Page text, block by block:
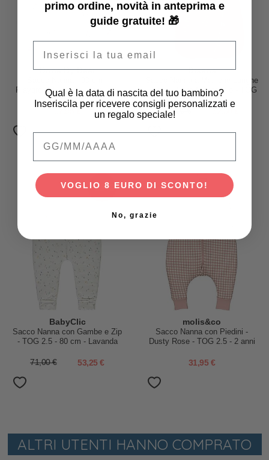
Done By Deer
Playground - Cipria - TOG 2.5
57,95 €
Disana
Sacco Nanna a Maniche Lunghe
- Rosa - Lana Merino Bio - TOG
1.7
75,00 €
-25%
BabyClic
Sacco Nanna con Gambe e Zip
- TOG 2.5 - 80 cm - Lavanda
71,00 € 53,25 €
molis&co
Sacco Nanna con Piedini -
Dusty Rose - TOG 2.5 - 2 anni
31,95 €
ALTRI UTENTI HANNO COMPRATO
primo ordine, novità in anteprima e
guide gratuite! 🎁
Qual è la data di nascita del tuo bambino?
Inseriscila per ricevere consigli personalizzati e
un regalo speciale!
VOGLIO 8 EURO DI SCONTO!
No, grazie